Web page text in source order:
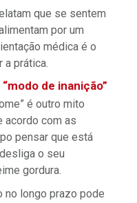
que se sentem
por um
médica é o
a prática.
de inanição”
é outro mito
acordo com as
pensar que está
o seu
gordura.
no longo prazo pode